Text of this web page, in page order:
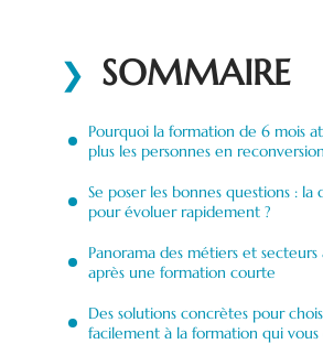
SOMMAIRE
Pourquoi la formation de 6 mois
plus les personnes en reconversion
Se poser les bonnes questions : la
pour évoluer rapidement ?
Panorama des métiers et secteurs
après une formation courte
Des solutions concrètes pour
facilement à la formation qui